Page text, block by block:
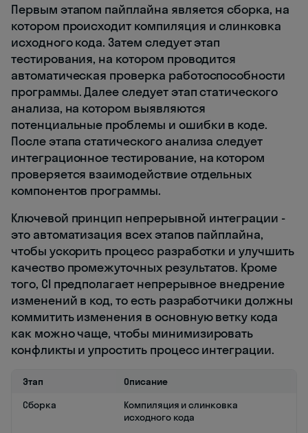
Первым этапом пайплайна является сборка, на
котором происходит компиляция и слинковка
исходного кода. Затем следует этап
тестирования, на котором проводится
автоматическая проверка работоспособности
программы. Далее следует этап статического
анализа, на котором выявляются
потенциальные проблемы и ошибки в коде.
После этапа статического анализа следует
интеграционное тестирование, на котором
проверяется взаимодействие отдельных
компонентов программы.
Ключевой принцип непрерывной интеграции -
это автоматизация всех этапов пайплайна,
чтобы ускорить процесс разработки и улучшить
качество промежуточных результатов. Кроме
того, CI предполагает непрерывное внедрение
изменений в код, то есть разработчики должны
коммитить изменения в основную ветку кода
как можно чаще, чтобы минимизировать
конфликты и упростить процесс интеграции.
Этап
Описание
Сборка
Компиляция и слинковка
исходного кода